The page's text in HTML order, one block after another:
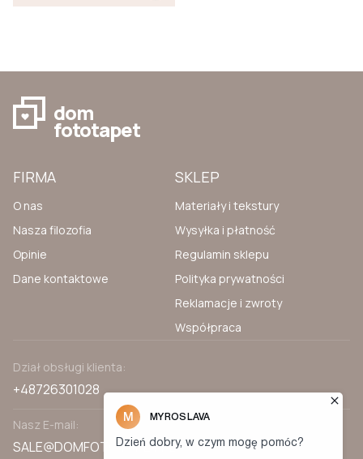
dom
fototapet
FIRMA
O nas
Nasza filozofia
Opinie
Dane kontaktowe
SKLEP
Materiały i tekstury
Wysyłka i płatność
Regulamin sklepu
Polityka prywatności
Reklamacje i zwroty
Współpraca
Dział obsługi klienta:
+48726301028
Nasz E-mail:
SALE@DOMFOTOTAPET.PL